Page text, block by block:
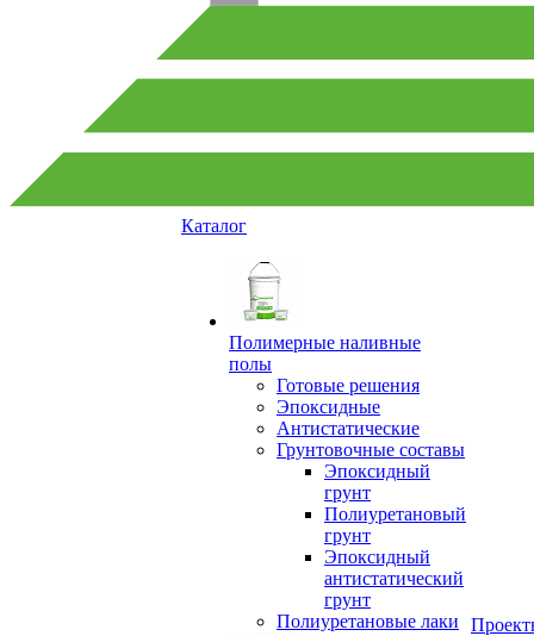
Каталог
Полимерные наливные
полы
Готовые решения
Эпоксидные
Антистатические
Грунтовочные составы
Эпоксидный
грунт
Полиуретановый
грунт
Эпоксидный
антистатический
грунт
Полиуретановые лаки